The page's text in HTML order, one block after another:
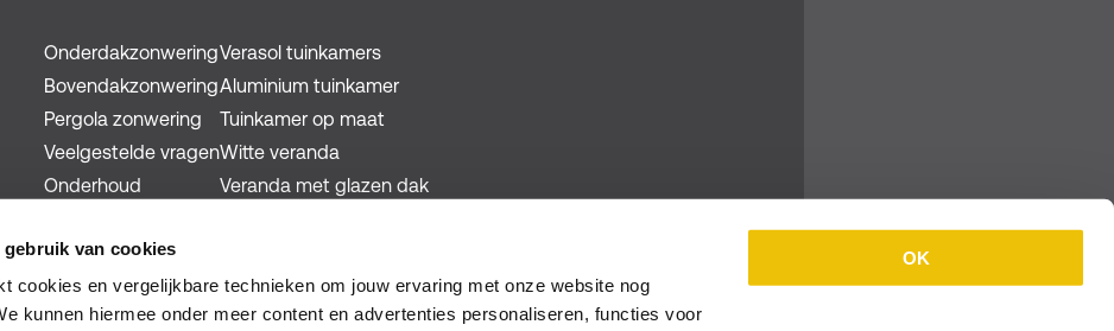
gebruik van cookies
cookies en vergelijkbare technieken om jouw ervaring met onze website nog
kunnen hiermee onder meer content en advertenties personaliseren, functies voor
OK
Onderdakzonwering
Bovendakzonwering
Pergola zonwering
Veelgestelde vragen
Onderhoud
Verasol tuinkamers
Aluminium tuinkamer
Tuinkamer op maat
Witte veranda
Veranda met glazen dak